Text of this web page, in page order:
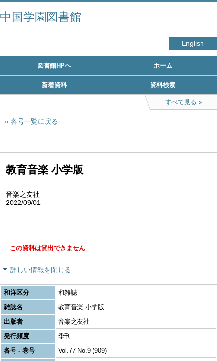
中国学園図書館
English
図書館HPへ ホーム
新着資料 資料検索
すべて見る
各号一覧に戻る
教育音楽 小学版
音楽之友社
2022/09/01
この資料は貸出できません
詳しい情報を閉じる
和洋区分
和雑誌
雑誌名
教育音楽 小学版
出版者
音楽之友社
発行頻度
季刊
各号 - 巻号
Vol.77 No.9 (909)